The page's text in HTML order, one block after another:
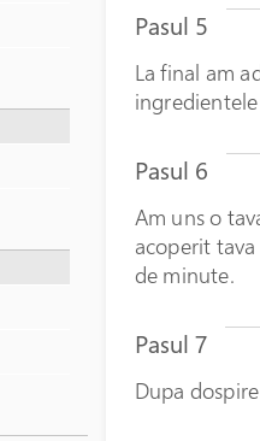
Pasul 5
La final am
Pasul 6
Am uns o
acoperit
de minute.
Pasul 7
Dupa